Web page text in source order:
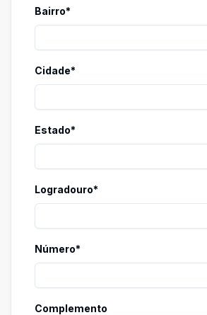
Bairro*
Cidade*
Estado*
Logradouro*
Número*
Complemento